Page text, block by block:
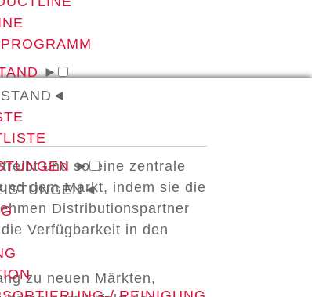
►
◄
►
◄
und so eine zentrale
dem Markt, indem sie die
Distributionspartner
Verfügbarkeit in den
zu neuen Märkten,